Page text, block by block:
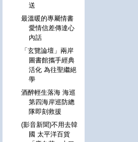
送
最溫暖的專屬情書
愛情信差傳達心
內話
「玄覽論壇」兩岸
圖書館攜手經典
活化 為往聖繼絕
學
酒醉輕生落海 海巡
第四海岸巡防總
隊即刻救援
(影音新聞)不用去韓
國 太平洋百貨